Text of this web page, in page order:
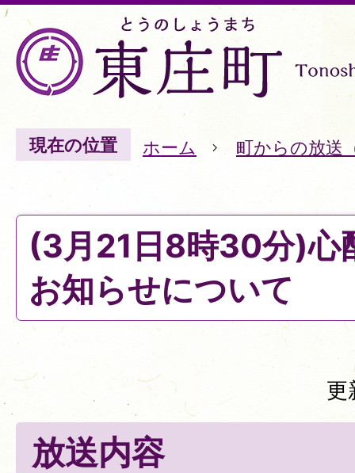
現在の位置 ホーム 町からの放送
(3月21日8時30分)心
お知らせについて
更
放送内容